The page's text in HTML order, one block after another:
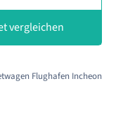
vergleichen
Flughafen Incheon